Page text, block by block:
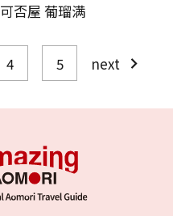
可否屋 葡瑠满
4 5 next